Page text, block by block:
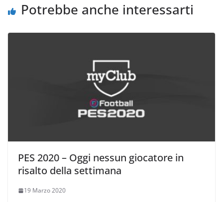
Potrebbe anche interessarti
PES 2020 – Oggi nessun giocatore in
risalto della settimana
19 Marzo 2020